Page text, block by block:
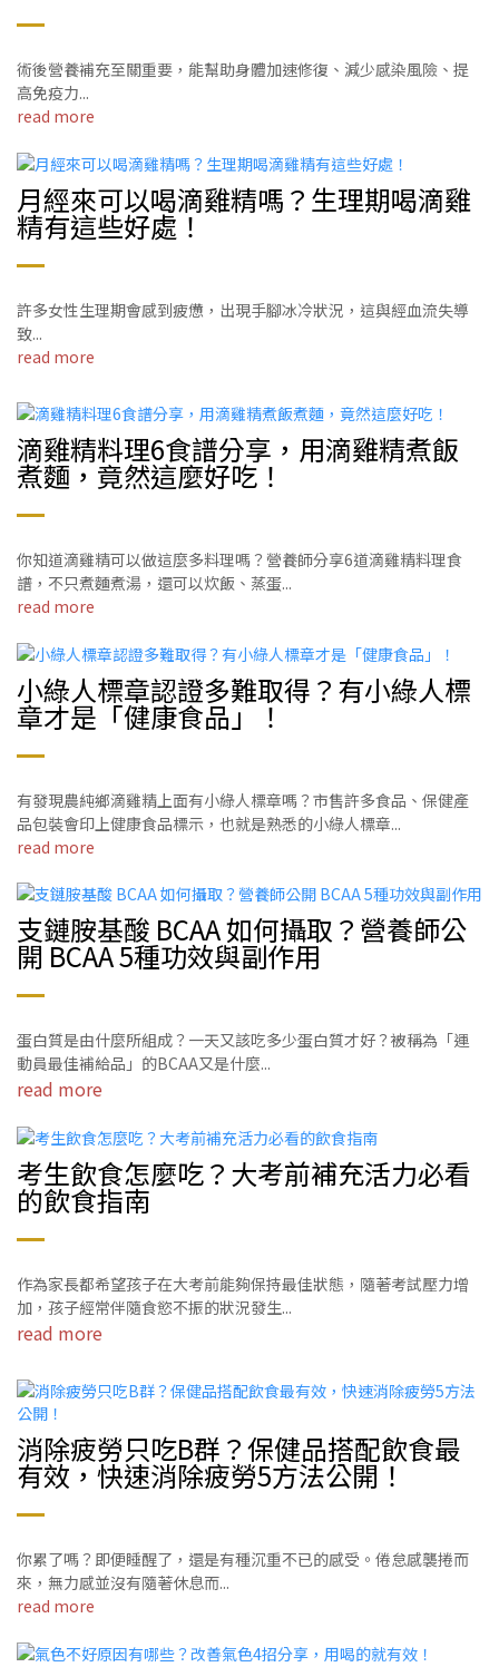
術後營養補充至關重要，能幫助身體加速修復、減少感染風險、提
高免疫力...
read more
月經來可以喝滴雞精嗎？生理期喝滴雞
精有這些好處！
許多女性生理期會感到疲憊，出現手腳冰冷狀況，這與經血流失導
致...
read more
滴雞精料理6食譜分享，用滴雞精煮飯
煮麵，竟然這麼好吃！
你知道滴雞精可以做這麼多料理嗎？營養師分享6道滴雞精料理食
譜，不只煮麵煮湯，還可以炊飯、蒸蛋...
read more
小綠人標章認證多難取得？有小綠人標
章才是「健康食品」！
有發現農純鄉滴雞精上面有小綠人標章嗎？市售許多食品、保健產
品包裝會印上健康食品標示，也就是熟悉的小綠人標章...
read more
支鏈胺基酸 BCAA 如何攝取？營養師公
開 BCAA 5種功效與副作用
蛋白質是由什麼所組成？一天又該吃多少蛋白質才好？被稱為「運
動員最佳補給品」的BCAA又是什麼...
read more
考生飲食怎麼吃？大考前補充活力必看
的飲食指南
作為家長都希望孩子在大考前能夠保持最佳狀態，隨著考試壓力增
加，孩子經常伴隨食慾不振的狀況發生...
read more
消除疲勞只吃B群？保健品搭配飲食最
有效，快速消除疲勞5方法公開！
你累了嗎？即便睡醒了，還是有種沉重不已的感受。倦怠感襲捲而
來，無力感並沒有隨著休息而...
read more